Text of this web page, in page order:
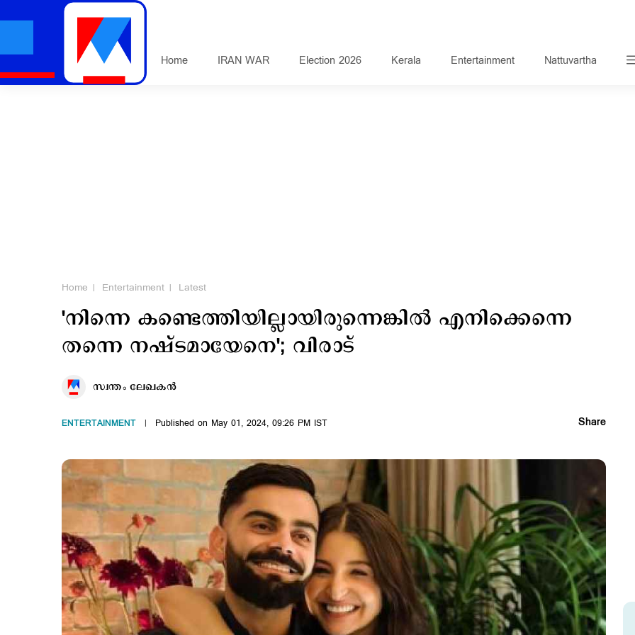
Home IRAN WAR Election 2026 Kerala Entertainment Nattuvartha
Home Entertainment Latest
'നിന്നെ കണ്ടെത്തിയില്ലായിരുന്നെങ്കില്‍ എനിക്കെന്നെ
തന്നെ നഷ്ടമായേനെ'; വിരാട്
സ്വന്തം ലേഖകൻ
ENTERTAINMENT Published on May 01, 2024, 09:26 PM IST Share